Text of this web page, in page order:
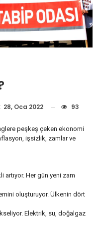
28, Oca 2022 93
peşkeş çeken ekonomi
işsizlik, zamlar ve
artıyor. Her gün yeni zam
oluşturuyor. Ülkenin dört
Elektrik, su, doğalgaz